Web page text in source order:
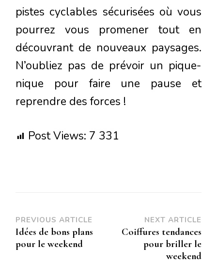
pistes cyclables sécurisées où vous
pourrez vous promener tout en
découvrant de nouveaux paysages.
N’oubliez pas de prévoir un pique-
nique pour faire une pause et
reprendre des forces !
Post Views: 7 331
PREVIOUS ARTICLE
Idées de bons plans
pour le weekend
NEXT ARTICLE
Coiffures tendances
pour briller le
weekend